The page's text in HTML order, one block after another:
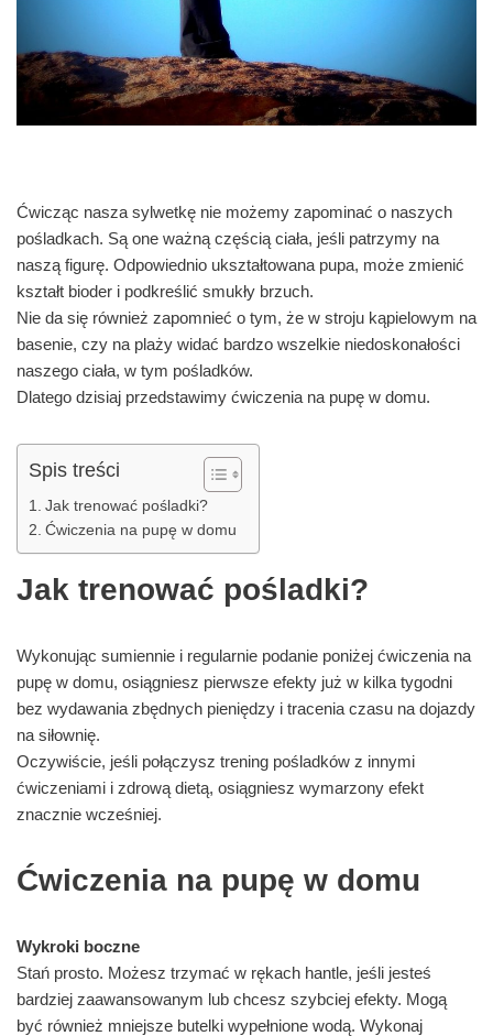
Ćwicząc nasza sylwetkę nie możemy zapominać o naszych
pośladkach. Są one ważną częścią ciała, jeśli patrzymy na
naszą figurę. Odpowiednio ukształtowana pupa, może zmienić
kształt bioder i podkreślić smukły brzuch.
Nie da się również zapomnieć o tym, że w stroju kąpielowym na
basenie, czy na plaży widać bardzo wszelkie niedoskonałości
naszego ciała, w tym pośladków.
Dlatego dzisiaj przedstawimy ćwiczenia na pupę w domu.
Spis treści
Jak trenować pośladki?
Ćwiczenia na pupę w domu
Jak trenować pośladki?
Wykonując sumiennie i regularnie podanie poniżej ćwiczenia na
pupę w domu, osiągniesz pierwsze efekty już w kilka tygodni
bez wydawania zbędnych pieniędzy i tracenia czasu na dojazdy
na siłownię.
Oczywiście, jeśli połączysz trening pośladków z innymi
ćwiczeniami i zdrową dietą, osiągniesz wymarzony efekt
znacznie wcześniej.
Ćwiczenia na pupę w domu
Wykroki boczne
Stań prosto. Możesz trzymać w rękach hantle, jeśli jesteś
bardziej zaawansowanym lub chcesz szybciej efekty. Mogą
być również mniejsze butelki wypełnione wodą. Wykonaj